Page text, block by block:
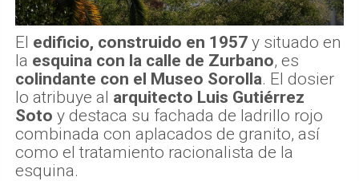
El edificio, construido en 1957 y situado en
la esquina con la calle de Zurbano, es
colindante con el Museo Sorolla. El dosier
lo atribuye al arquitecto Luis Gutiérrez
Soto y destaca su fachada de ladrillo rojo
combinada con aplacados de granito, así
como el tratamiento racionalista de la
esquina.